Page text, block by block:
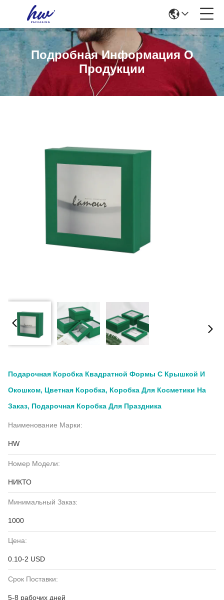
Подробная Информация О
Продукции
Подарочная Коробка Квадратной Формы С Крышкой И
Окошком, Цветная Коробка, Коробка Для Косметики На
Заказ, Подарочная Коробка Для Праздника
Наименование Марки:
HW
Номер Модели:
НИКТО
Минимальный Заказ:
1000
Цена:
0.10-2 USD
Срок Поставки:
5-8 рабочих дней